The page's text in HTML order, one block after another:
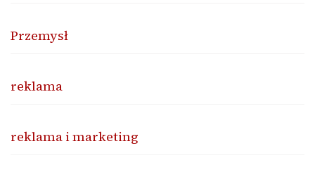
Przemysł
reklama
reklama i marketing